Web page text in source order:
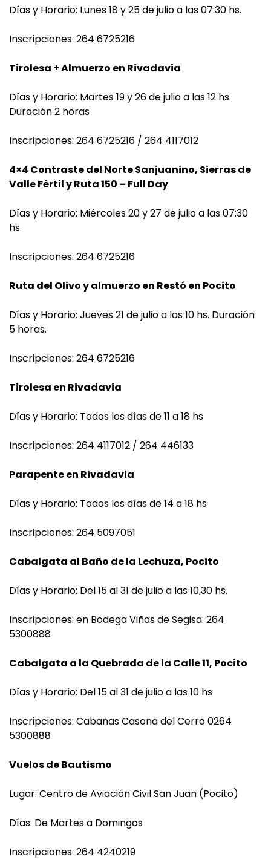
Días y Horario: Lunes 18 y 25 de julio a las 07:30 hs.
Inscripciones: 264 6725216
Tirolesa + Almuerzo en Rivadavia
Días y Horario: Martes 19 y 26 de julio a las 12 hs.
Duración 2 horas
Inscripciones: 264 6725216 / 264 4117012
4×4 Contraste del Norte Sanjuanino, Sierras de
Valle Fértil y Ruta 150 – Full Day
Días y Horario: Miércoles 20 y 27 de julio a las 07:30
hs.
Inscripciones: 264 6725216
Ruta del Olivo y almuerzo en Restó en Pocito
Días y Horario: Jueves 21 de julio a las 10 hs. Duración
5 horas.
Inscripciones: 264 6725216
Tirolesa en Rivadavia
Días y Horario: Todos los días de 11 a 18 hs
Inscripciones: 264 4117012 / 264 446133
Parapente en Rivadavia
Días y Horario: Todos los días de 14 a 18 hs
Inscripciones: 264 5097051
Cabalgata al Baño de la Lechuza, Pocito
Días y Horario: Del 15 al 31 de julio a las 10,30 hs.
Inscripciones: en Bodega Viñas de Segisa. 264
5300888
Cabalgata a la Quebrada de la Calle 11, Pocito
Días y Horario: Del 15 al 31 de julio a las 10 hs
Inscripciones: Cabañas Casona del Cerro 0264
5300888
Vuelos de Bautismo
Lugar: Centro de Aviación Civil San Juan (Pocito)
Días: De Martes a Domingos
Inscripciones: 264 4240219